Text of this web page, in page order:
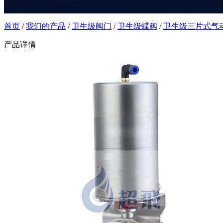
首页 /我们的产品 / 卫生级阀门 / 卫生级蝶阀 / 卫生级三片式气
产品详情